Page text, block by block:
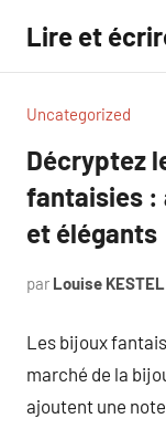
contenu
Lire et
Uncategorized
Décryptez
fantaisies :
et élégants
par Louise KESTEL
Les bijoux
marché de la
ajoutent une